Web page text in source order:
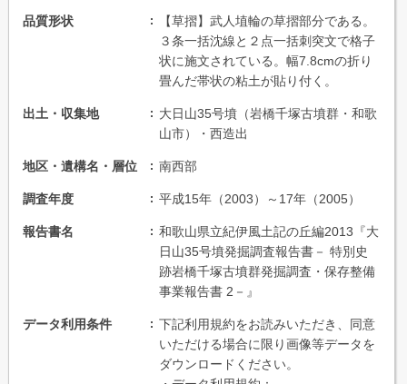
品質形状
【草摺】武人埴輪の草摺部分である。
３条一括沈線と２点一括刺突文で格子
状に施文されている。幅7.8cmの折り
畳んだ帯状の粘土が貼り付く。
出土・収集地
大日山35号墳（岩橋千塚古墳群・和歌
山市）・西造出
地区・遺構名・層位 南西部
調査年度 平成15年（2003）～17年（2005）
報告書名
和歌山県立紀伊風土記の丘編2013『大
日山35号墳発掘調査報告書－ 特別史
跡岩橋千塚古墳群発掘調査・保存整備
事業報告書 2－』
データ利用条件
下記利用規約をお読みいただき、同意
いただける場合に限り画像等データを
ダウンロードください。